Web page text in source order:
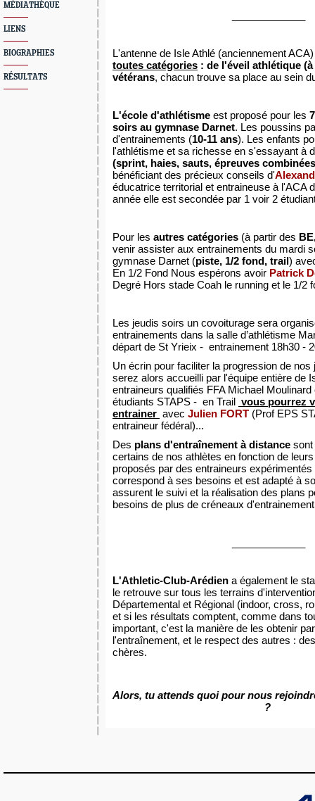
MÉDIATHÈQUE
LIENS
BIOGRAPHIES
RÉSULTATS
L'antenne de Isle Athlé (anciennement
toutes catégories : de l'éveil athlétique
vétérans, chacun trouve sa place au sein
L'école d'athlétisme est proposé pour les
soirs au gymnase Darnet. Les poussins
d'entrainements (10-11 ans). Les enfants
l'athlétisme et sa richesse en s'essayant à
(sprint, haies, sauts, épreuves
bénéficiant des précieux conseils d'
éducatrice territorial et entraineuse à l'ACA
année elle est secondée par 1 voir 2
Pour les autres catégories (à partir des
venir assister aux entrainements du mardi
gymnase Darnet (piste, 1/2 fond, trail)
En 1/2 Fond Nous espérons avoir Patrick
Degré Hors stade Coah le running et le 1/2
Les jeudis soirs un covoiturage sera
entrainements dans la salle d’athlétisme
départ de St Yrieix - entrainement 18h30 -
Un écrin pour faciliter la progression de nos
serez alors accueilli par l'équipe entière de
entraineurs qualifiés FFA Michael
étudiants STAPS - en Trail vous pourrez
entrainer avec Julien FORT (Prof EPS
entraineur fédéral)...
Des plans d'entraînement à distance sont
certains de nos athlètes en fonction de
proposés par des entraineurs
correspond à ses besoins et est adapté à
assurent le suivi et la réalisation des plans
besoins de plus de créneaux
L'Athletic-Club-Arédien a également le
le retrouve sur tous les terrains
Départemental et Régional (indoor, cross,
et si les résultats comptent, comme dans
important, c'est la manière de les obtenir
l'entraînement, et le respect des autres :
chères.
Alors, tu attends quoi pour nous
?